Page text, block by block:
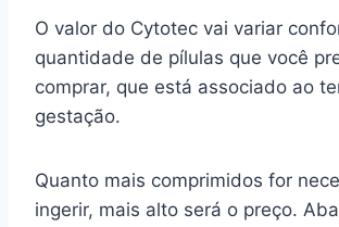
O valor do Cytotec vai variar
quantidade de pílulas que você
comprar, que está associado ao
gestação.
Quanto mais comprimidos for
ingerir, mais alto será o preço.